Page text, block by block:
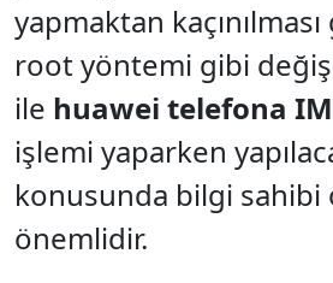
yapmaktan
root yöntemi gibi
ile huawei telefona
işlemi yaparken
konusunda bilgi sahibi
önemlidir.